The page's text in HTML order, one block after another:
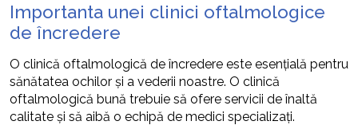
Importanta unei clinici oftalmologice
de încredere
O clinică oftalmologică de încredere este esențială pentru
sănătatea ochilor și a vederii noastre. O clinică
oftalmologică bună trebuie să ofere servicii de înaltă
calitate și să aibă o echipă de medici specializați.